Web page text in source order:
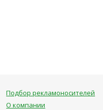
Подбор рекламоносителей
О компании